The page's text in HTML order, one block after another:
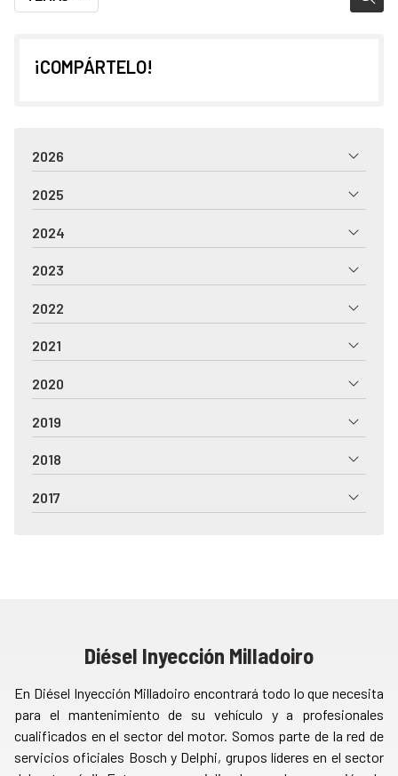
¡COMPÁRTELO!
2026
2025
2024
2023
2022
2021
2020
2019
2018
2017
Diésel Inyección Milladoiro
En Diésel Inyección Milladoiro encontrará todo lo que necesita
para el mantenimiento de su vehículo y a profesionales
cualificados en el sector del motor. Somos parte de la red de
servicios oficiales Bosch y Delphi, grupos líderes en el sector